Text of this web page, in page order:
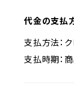
代金の支払
支払方法：
支払時期：